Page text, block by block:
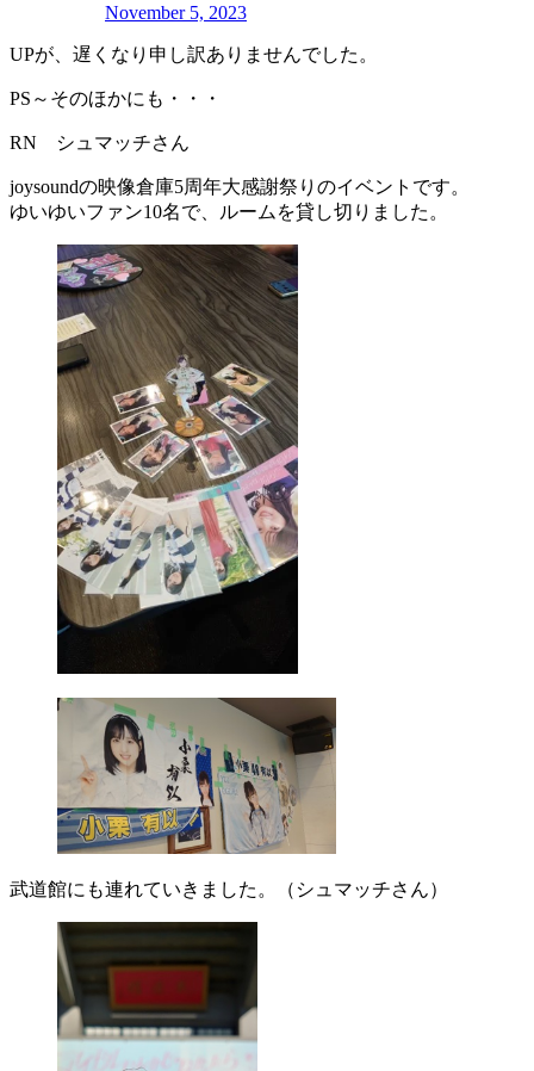
November 5, 2023
UPが、遅くなり申し訳ありませんでした。
PS～そのほかにも・・・
RN シュマッチさん
joysoundの映像倉庫5周年大感謝祭りのイベントです。
ゆいゆいファン10名で、ルームを貸し切りました。
武道館にも連れていきました。（シュマッチさん）